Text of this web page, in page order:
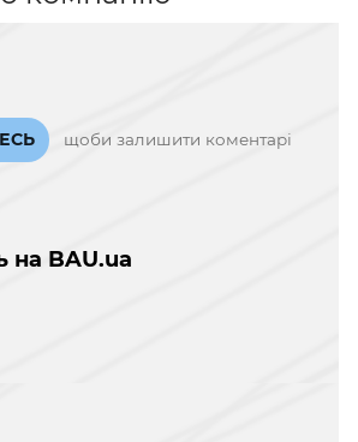
щоби залишити коментарі
на BAU.ua